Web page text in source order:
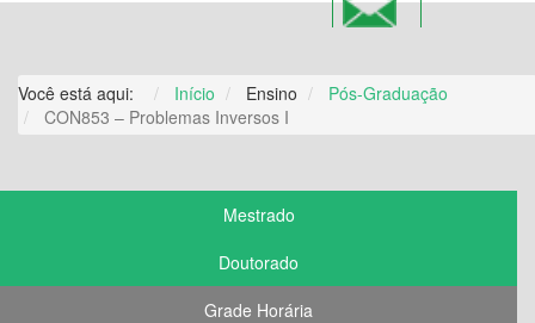
Você está aqui: Início Ensino
Pós-Graduação
CON853 – Problemas Inversos I
Mestrado
Doutorado
Grade Horária